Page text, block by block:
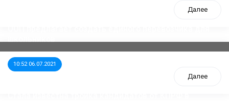
Далее
10:52 06.07.2021
Далее